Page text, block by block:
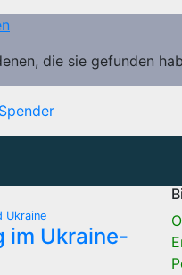
die sie gefunden
Spender
Ukraine
im Ukraine-